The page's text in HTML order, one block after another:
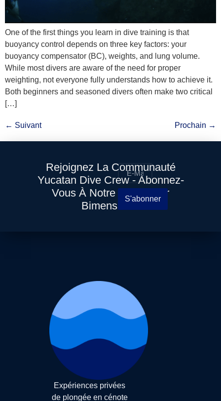
One of the first things you learn in dive training is that
buoyancy control depends on three key factors: your
buoyancy compensator (BC), weights, and lung volume.
While most divers are aware of the need for proper
weighting, not everyone fully understands how to achieve it.
Both beginners and seasoned divers often make two critical
[…]
← Suivant Prochain →
Rejoignez La Communauté
Yucatan Dive Crew - Abonnez-
Vous À Notre Newsletter
Bimensuelle
S'abonner
Expériences privées
de plongée en cénote